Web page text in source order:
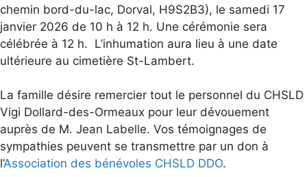
chemin bord-du-lac, Dorval, H9S2B3), le samedi 17
janvier 2026 de 10 h à 12 h. Une cérémonie sera
célébrée à 12 h. L’inhumation aura lieu à une date
ultérieure au cimetière St-Lambert.
La famille désire remercier tout le personnel du CHSLD
Vigi Dollard-des-Ormeaux pour leur dévouement
auprès de M. Jean Labelle. Vos témoignages de
sympathies peuvent se transmettre par un don à
l’Association des bénévoles CHSLD DDO.